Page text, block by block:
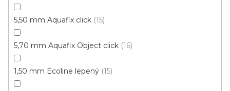
5,50 mm Aquafix click 15
5,70 mm Aquafix Object click 16
1,50 mm Ecoline lepený 15